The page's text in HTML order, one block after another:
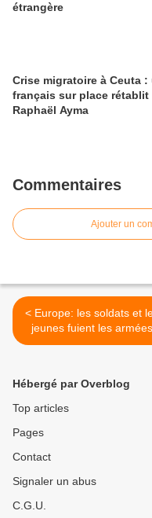
étrangère
Crise migratoire à Ceuta :
français sur place rétablit
Raphaël Ayma
Commentaires
Ajouter un
< Europe: les soldats et les
jeunes fuient les armées
Hébergé par Overblog
Top articles
Pages
Contact
Signaler un abus
C.G.U.